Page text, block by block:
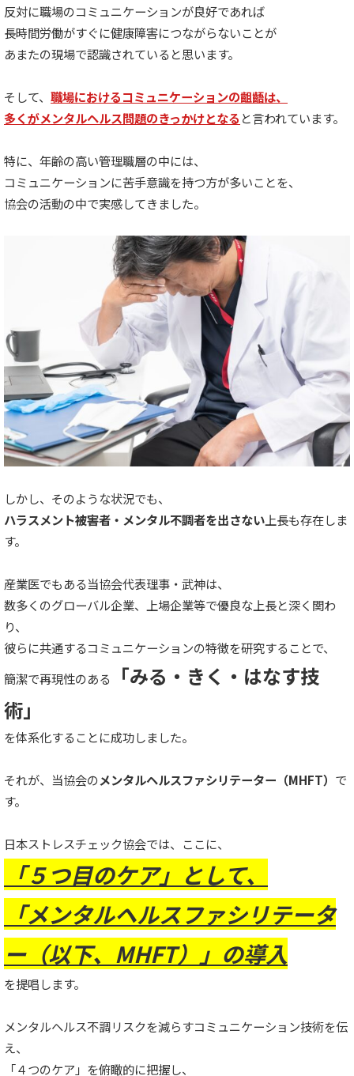
反対に職場のコミュニケーションが良好であれば
長時間労働がすぐに健康障害につながらないことが
あまたの現場で認識されていると思います。
そして、 職場におけるコミュニケーションの齟齬は、
多くがメンタルヘルス問題のきっかけとなる と言われています。
特に、年齢の高い管理職層の中には、
コミュニケーションに苦手意識を持つ方が多いことを、
協会の活動の中で実感してきました。
しかし、そのような状況でも、
ハラスメント被害者・メンタル不調者を出さない上長も存在しま
す。
産業医でもある当協会代表理事・武神は、
数多くのグローバル企業、上場企業等で優良な上長と深く関わ
り、
彼らに共通するコミュニケーションの特徴を研究することで、
簡潔で再現性のある
「みる・きく・はなす技
術」
を体系化することに成功しました。
それが、当協会のメンタルヘルスファシリテーター（MHFT） で
す。
日本ストレスチェック協会では、ここに、
「５つ目のケア」として、
「メンタルヘルスファシリテータ
ー（以下、MHFT）」の導入
を提唱します。
メンタルヘルス不調リスクを減らすコミュニケーション技術を伝
え、
「４つのケア」を俯瞰的に把握し、